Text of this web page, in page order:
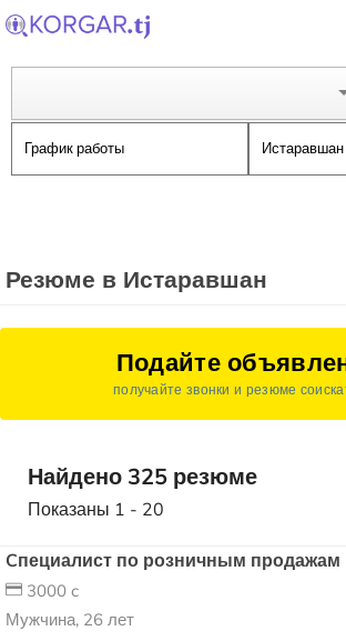
Резюме в Истаравшан
Подайте
получайте звонки и резюме
Найдено 325 резюме
Показаны 1 - 20
Cпециалист по розничным продажам
3000 c
Мужчина, 26 лет